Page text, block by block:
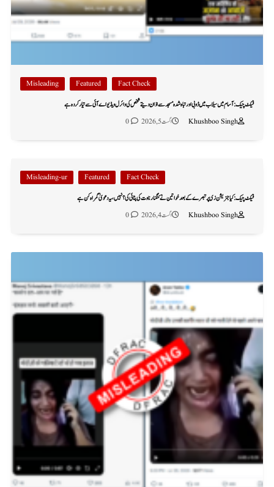
Fact Check
Featured
Misleading
فیکٹ چیک: آسام میں سیلاب میں ڈوبی اور تباہ شدہ مسجد سے اذان دیتے شخص کی وائرل ویڈیو اے آئی سے تیار کردہ ہے
Khushboo Singh
اگست 5, 2026 0
Fact Check
Featured
Misleading-ur
فیکٹ چیک: کیا جنریشن زی پر تبصرے کے بعد خواتین نے کنگنا رناوت کی پٹائی کی؟ نہیں، یہ دعویٰ گمراہ کن ہے
Khushboo Singh
اگست 4, 2026 0